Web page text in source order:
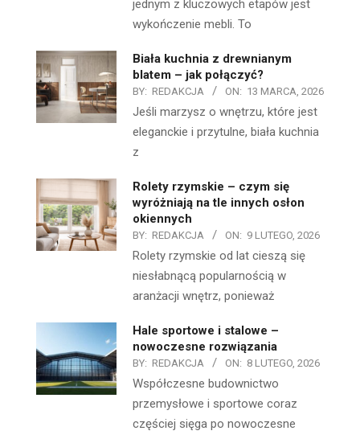
jednym z kluczowych etapów jest
wykończenie mebli. To
Biała kuchnia z drewnianym
blatem – jak połączyć?
BY: REDAKCJA ON: 13 MARCA, 2026
Jeśli marzysz o wnętrzu, które jest
eleganckie i przytulne, biała kuchnia
z
Rolety rzymskie – czym się
wyróżniają na tle innych osłon
okiennych
BY: REDAKCJA ON: 9 LUTEGO, 2026
Rolety rzymskie od lat cieszą się
niesłabnącą popularnością w
aranżacji wnętrz, ponieważ
Hale sportowe i stalowe –
nowoczesne rozwiązania
BY: REDAKCJA ON: 8 LUTEGO, 2026
Współczesne budownictwo
przemysłowe i sportowe coraz
częściej sięga po nowoczesne